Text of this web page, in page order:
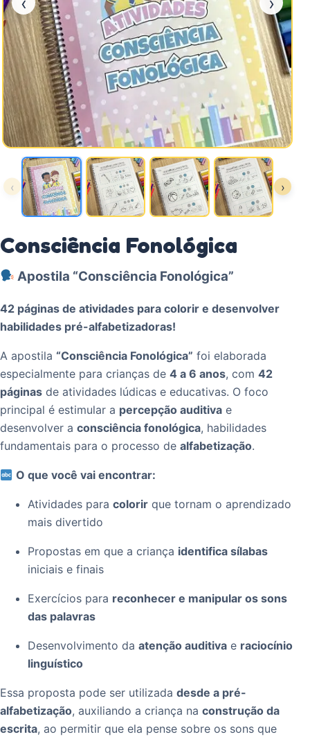
‹ ›
Consciência Fonológica
Apostila “Consciência Fonológica”
42 páginas de atividades para colorir e desenvolver
habilidades pré-alfabetizadoras!
A apostila “Consciência Fonológica” foi elaborada
especialmente para crianças de 4 a 6 anos, com 42
páginas de atividades lúdicas e educativas. O foco
principal é estimular a percepção auditiva e
desenvolver a consciência fonológica, habilidades
fundamentais para o processo de alfabetização.
O que você vai encontrar:
Atividades para colorir que tornam o aprendizado
mais divertido
Propostas em que a criança identifica sílabas
iniciais e finais
Exercícios para reconhecer e manipular os sons
das palavras
Desenvolvimento da atenção auditiva e raciocínio
linguístico
Essa proposta pode ser utilizada desde a pré-
alfabetização, auxiliando a criança na construção da
escrita, ao permitir que ela pense sobre os sons que